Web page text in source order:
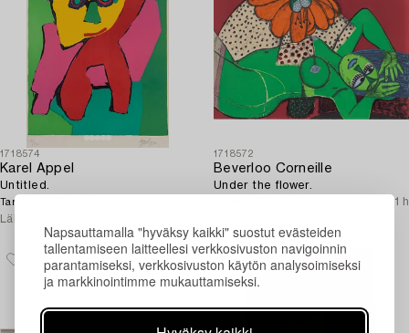
Napsauttamalla "hyväksy kaikki" suostut evästeiden
tallentamiseen laitteellesi verkkosivuston navigoinnin
parantamiseksi, verkkosivuston käytön analysoimiseksi
ja markkinointimme mukauttamiseksi.
1718574
Karel Appel
Untitled.
Tarjottu
Lähtöhinta
1718572
Beverloo Corneille
Under the flower.
1p 21 h